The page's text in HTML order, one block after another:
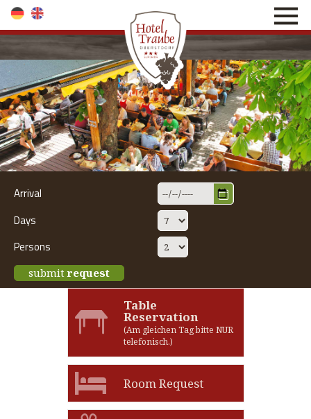
direkt zur Navigation
direkt zum Inhalt
Arrival
Days
Persons
submit request
Table
Reservation
(Am gleichen Tag bitte NUR
telefonisch.)
Room Request